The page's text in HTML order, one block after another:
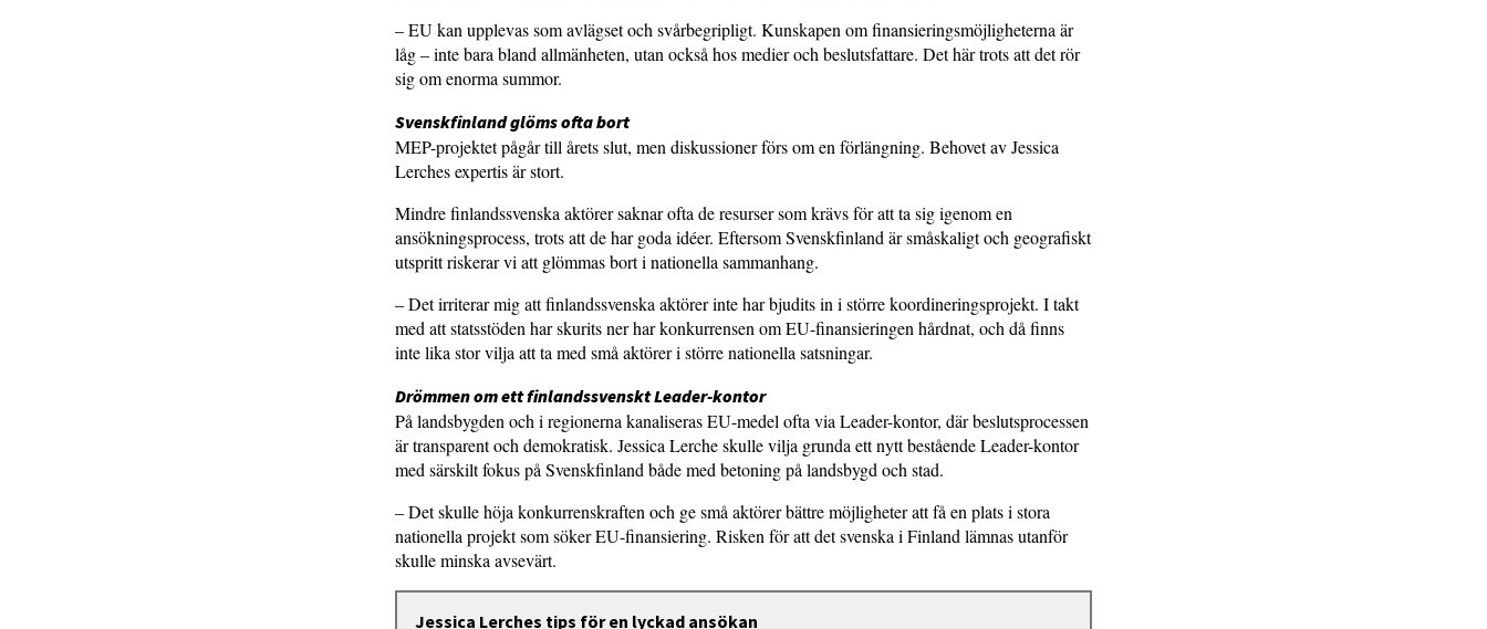
– EU kan upplevas som avlägset och svårbegripligt. Kunskapen om finansieringsmöjligheterna är
låg – inte bara bland allmänheten, utan också hos medier och beslutsfattare. Det här trots att det rör
sig om enorma summor.
Svenskfinland glöms ofta bort
MEP-projektet pågår till årets slut, men diskussioner förs om en förlängning. Behovet av Jessica
Lerches expertis är stort.
Mindre finlandssvenska aktörer saknar ofta de resurser som krävs för att ta sig igenom en
ansökningsprocess, trots att de har goda idéer. Eftersom Svenskfinland är småskaligt och geografiskt
utspritt riskerar vi att glömmas bort i nationella sammanhang.
– Det irriterar mig att finlandssvenska aktörer inte har bjudits in i större koordineringsprojekt. I takt
med att statsstöden har skurits ner har konkurrensen om EU-finansieringen hårdnat, och då finns
inte lika stor vilja att ta med små aktörer i större nationella satsningar.
Drömmen om ett finlandssvenskt Leader-kontor
På landsbygden och i regionerna kanaliseras EU-medel ofta via Leader-kontor, där beslutsprocessen
är transparent och demokratisk. Jessica Lerche skulle vilja grunda ett nytt bestående Leader-kontor
med särskilt fokus på Svenskfinland både med betoning på landsbygd och stad.
– Det skulle höja konkurrenskraften och ge små aktörer bättre möjligheter att få en plats i stora
nationella projekt som söker EU-finansiering. Risken för att det svenska i Finland lämnas utanför
skulle minska avsevärt.
Jessica Lerches tips för en lyckad ansökan